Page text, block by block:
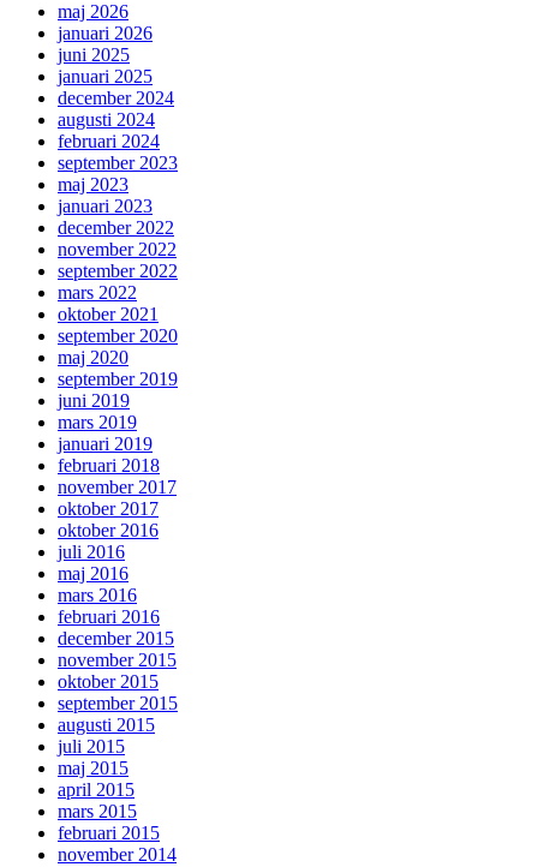
maj 2026
januari 2026
juni 2025
januari 2025
december 2024
augusti 2024
februari 2024
september 2023
maj 2023
januari 2023
december 2022
november 2022
september 2022
mars 2022
oktober 2021
september 2020
maj 2020
september 2019
juni 2019
mars 2019
januari 2019
februari 2018
november 2017
oktober 2017
oktober 2016
juli 2016
maj 2016
mars 2016
februari 2016
december 2015
november 2015
oktober 2015
september 2015
augusti 2015
juli 2015
maj 2015
april 2015
mars 2015
februari 2015
november 2014